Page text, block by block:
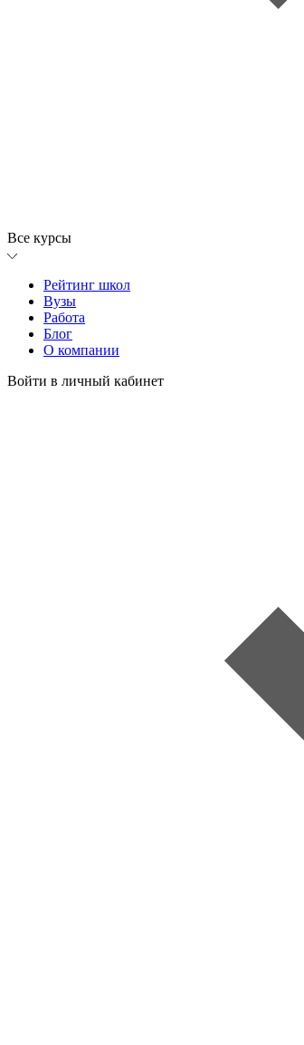
Все курсы
Рейтинг школ
Вузы
Работа
Блог
О компании
Войти в личный кабинет